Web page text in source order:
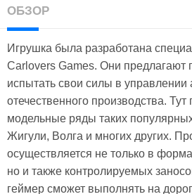
ОБЗОР
Игрушка была разработана
Carlovers Games. Они предлагают
испытать свои силы в
отечественного производства.
модельные ряды таких
Жигули, Волга и многих других.
осуществляется не только в
но и также контролируемых
геймер сможет выполнять на